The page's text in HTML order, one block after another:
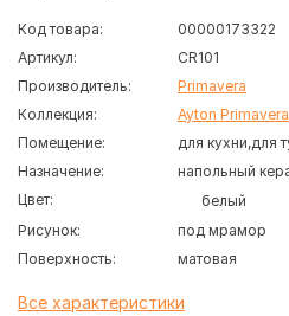
Код товара:
00000173322
Артикул:
CR101
Производитель:
Primavera
Коллекция:
Ayton Primavera
Помещение:
для кухни для
Назначение:
напольный
Цвет:
белый
Рисунок:
под мрамор
Поверхность:
матовая
Все характеристики